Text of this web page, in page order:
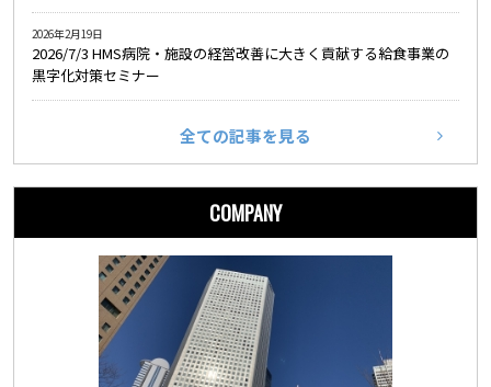
2026/7/3 HMS病院・施設の経営改善に大きく貢献する給食事業の
黒字化対策セミナー
2026年2月19日
全ての記事を見る
COMPANY